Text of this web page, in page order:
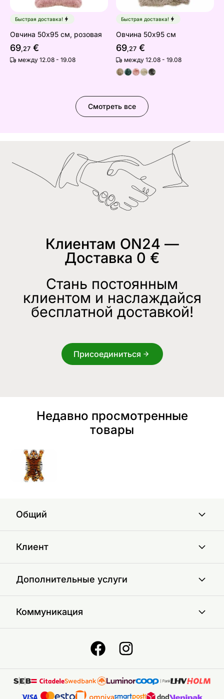
Быстрая доставка!
Овчина 50х95 см, розовая
69,27 €
между 12.08 - 19.08
Быстрая доставка!
Овчина 50х95 см
69,27 €
между 12.08 - 19.08
Смотреть все
Клиентам ON24 —
Доставка 0 €
Стань постоянным
клиентом и наслаждайся
бесплатной доставкой!
Присоединиться
Недавно просмотренные
товары
Общий
Клиент
Дополнительные услуги
Коммуникация